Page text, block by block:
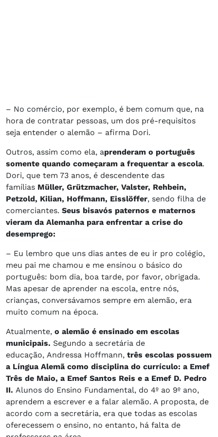
– No comércio, por exemplo, é bem comum que, na
hora de contratar pessoas, um dos pré-requisitos
seja entender o alemão – afirma Dori.
Outros, assim como ela, aprenderam o português
somente quando começaram a frequentar a escola.
Dori, que tem 73 anos, é descendente das
famílias Müller, Grützmacher, Valster, Rehbein,
Petzold, Kilian, Hoffmann, Eisslöffer, sendo filha de
comerciantes. Seus bisavós paternos e maternos
vieram da Alemanha para enfrentar a crise do
desemprego:
– Eu lembro que uns dias antes de eu ir pro colégio,
meu pai me chamou e me ensinou o básico do
português: bom dia, boa tarde, por favor, obrigada.
Mas apesar de aprender na escola, entre nós,
crianças, conversávamos sempre em alemão, era
muito comum na época.
Atualmente, o alemão é ensinado em escolas
municipais. Segundo a secretária de
educação, Andressa Hoffmann, três escolas possuem
a Língua Alemã como disciplina do currículo: a Emef
Três de Maio, a Emef Santos Reis e a Emef D. Pedro
II. Alunos do Ensino Fundamental, do 4º ao 9º ano,
aprendem a escrever e a falar alemão. A proposta, de
acordo com a secretária, era que todas as escolas
oferecessem o ensino, no entanto, há falta de